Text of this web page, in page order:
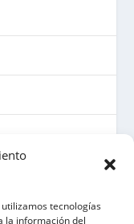
tecnologías
la información del